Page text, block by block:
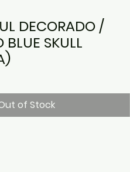
DECORADO /
BLUE SKULL
of Stock